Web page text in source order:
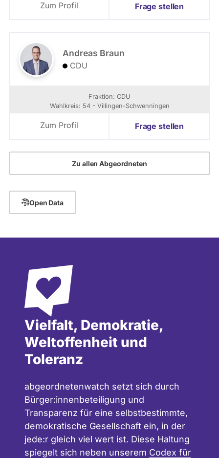
Zum Profil Frage stellen
Andreas Braun
CDU
Fraktion: CDU
Wahlkreis: 54 - Villingen-Schwenningen
Zum Profil Frage stellen
Zu allen Abgeordneten
Open Data
Vielfalt, Demokratie,
Weltoffenheit und
Toleranz
abgeordnetenwatch setzt sich durch
Bürger:innenbeteiligung und
Transparenz für eine selbstbestimmte,
demokratische Gesellschaft ein, in der
jede:r gleich viel wert ist. Diese Haltung
spiegelt sich neben unserem Codex für